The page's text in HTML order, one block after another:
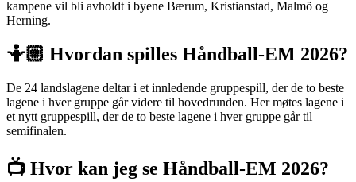
kampene vil bli avholdt i byene Bærum, Kristianstad, Malmö og
Herning.
🤷🏼 Hvordan spilles Håndball-EM 2026?
De 24 landslagene deltar i et innledende gruppespill, der de to beste
lagene i hver gruppe går videre til hovedrunden. Her møtes lagene i
et nytt gruppespill, der de to beste lagene i hver gruppe går til
semifinalen.
📺 Hvor kan jeg se Håndball-EM 2026?